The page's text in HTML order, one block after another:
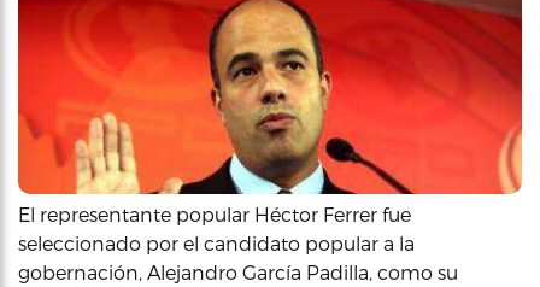
El representante popular Héctor Ferrer fue
seleccionado por el candidato popular a la
gobernación, Alejandro García Padilla, como su